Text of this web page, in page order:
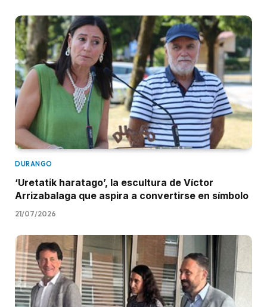
DURANGO
‘Uretatik haratago’, la escultura de Víctor
Arrizabalaga que aspira a convertirse en símbolo
21/07/2026